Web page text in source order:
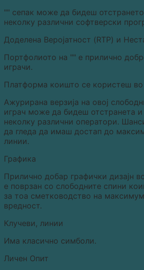
"" сепак може да бидеш отстрането
неколку различни софтверски
Доделена Веројатност (RTP) и
Портфолиото на "" е прилично
играчи.
Платформа коишто се користеш во
Ажурирана верзија на овој
играч може да бидеш отстранета
неколку различни оператори.
да гледа да имаш достап до
линии.
Графика
Прилично добар графички дизајн
е поврзан со слободните спини
за тоа сметководство на
вредност.
Клучеви, линии
Има класично симболи.
Личен Опит